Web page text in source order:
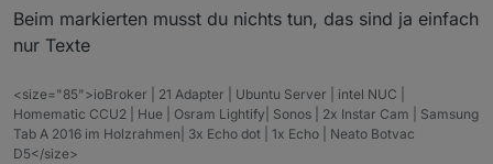
Beim markierten musst du nichts tun, das sind ja einfach
nur Texte
<size="85">ioBroker | 21 Adapter | Ubuntu Server | intel NUC |
Homematic CCU2 | Hue | Osram Lightify| Sonos | 2x Instar Cam | Samsung
Tab A 2016 im Holzrahmen| 3x Echo dot | 1x Echo | Neato Botvac
D5</size>